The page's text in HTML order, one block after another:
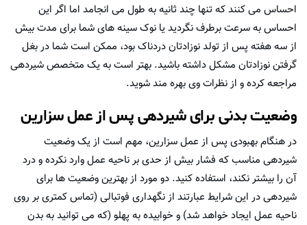
احساس می کنند که تنها چند ثانیه به طول می انجامد اما اگر این
احساس به سرعت برطرف نگردید یا نوک سینه های شما برای مدت بیش
از سه هفته پس از تولد نوزادتان دردناک بود، ممکن است شما در بغل
گرفتن نوزادتان مشکل داشته باشید. بهتر است به یک متخصص شیردهی
مراجعه کرده و از نظرات وی بهره مند شوید.
وضعیت بدنی برای شیردهی پس از عمل سزارین
در هنگام بهبودی پس از عمل سزارین، مهم است از یک وضعیت
شیردهی مناسب که فشار بیش از حدی بر ناحیه عمل وارد نکرده و درد
آن را بیشتر نکند، استفاده کنید. دو مورد از بهترین وضعیت ها برای
شیردهی در این شرایط عبارتند از نگهداری فوتبالی (تماس کمتری بر روی
ناحیه عمل ایجاد خواهد شد) و خوابیده به پهلو (که می توانید به بدن